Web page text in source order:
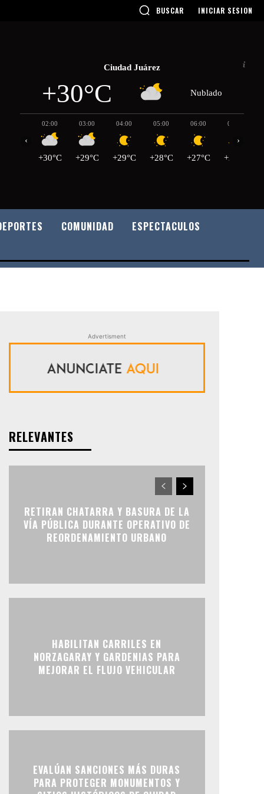
BUSCAR INICIAR SESION
Ciudad Juárez
+30°C Nublado
02:00
+30°C
03:00
+29°C
04:00
+29°C
05:00
+28°C
06:00
+27°C
07:00
+27°C
‹ ›
COMUNIDAD
ESPECTACULOS
Advertisment
RELEVANTES
RETIRAN CHATARRA Y BASURA DE LA
VÍA PÚBLICA DURANTE OPERATIVO DE
REORDENAMIENTO URBANO
HABILITAN CARRILES EN
NORZAGARAY Y GARDENIAS PARA
MEJORAR EL FLUJO VEHICULAR
EVALÚAN SANCIONES MÁS DURAS
PARA PROTEGER MONUMENTOS Y